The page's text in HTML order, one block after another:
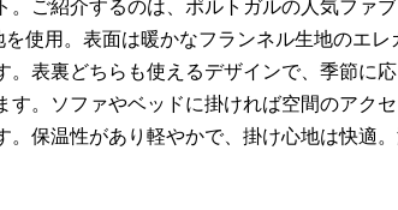
ご紹介するのは、ポルトガルの人気ファブ
使用。表面は暖かなフランネル生地のエレ
表裏どちらも使えるデザインで、季節に応
。ソファやベッドに掛ければ空間のアク
。保温性があり軽やかで、掛け心地は快適